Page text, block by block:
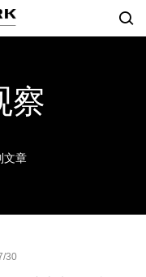
察
文章
30